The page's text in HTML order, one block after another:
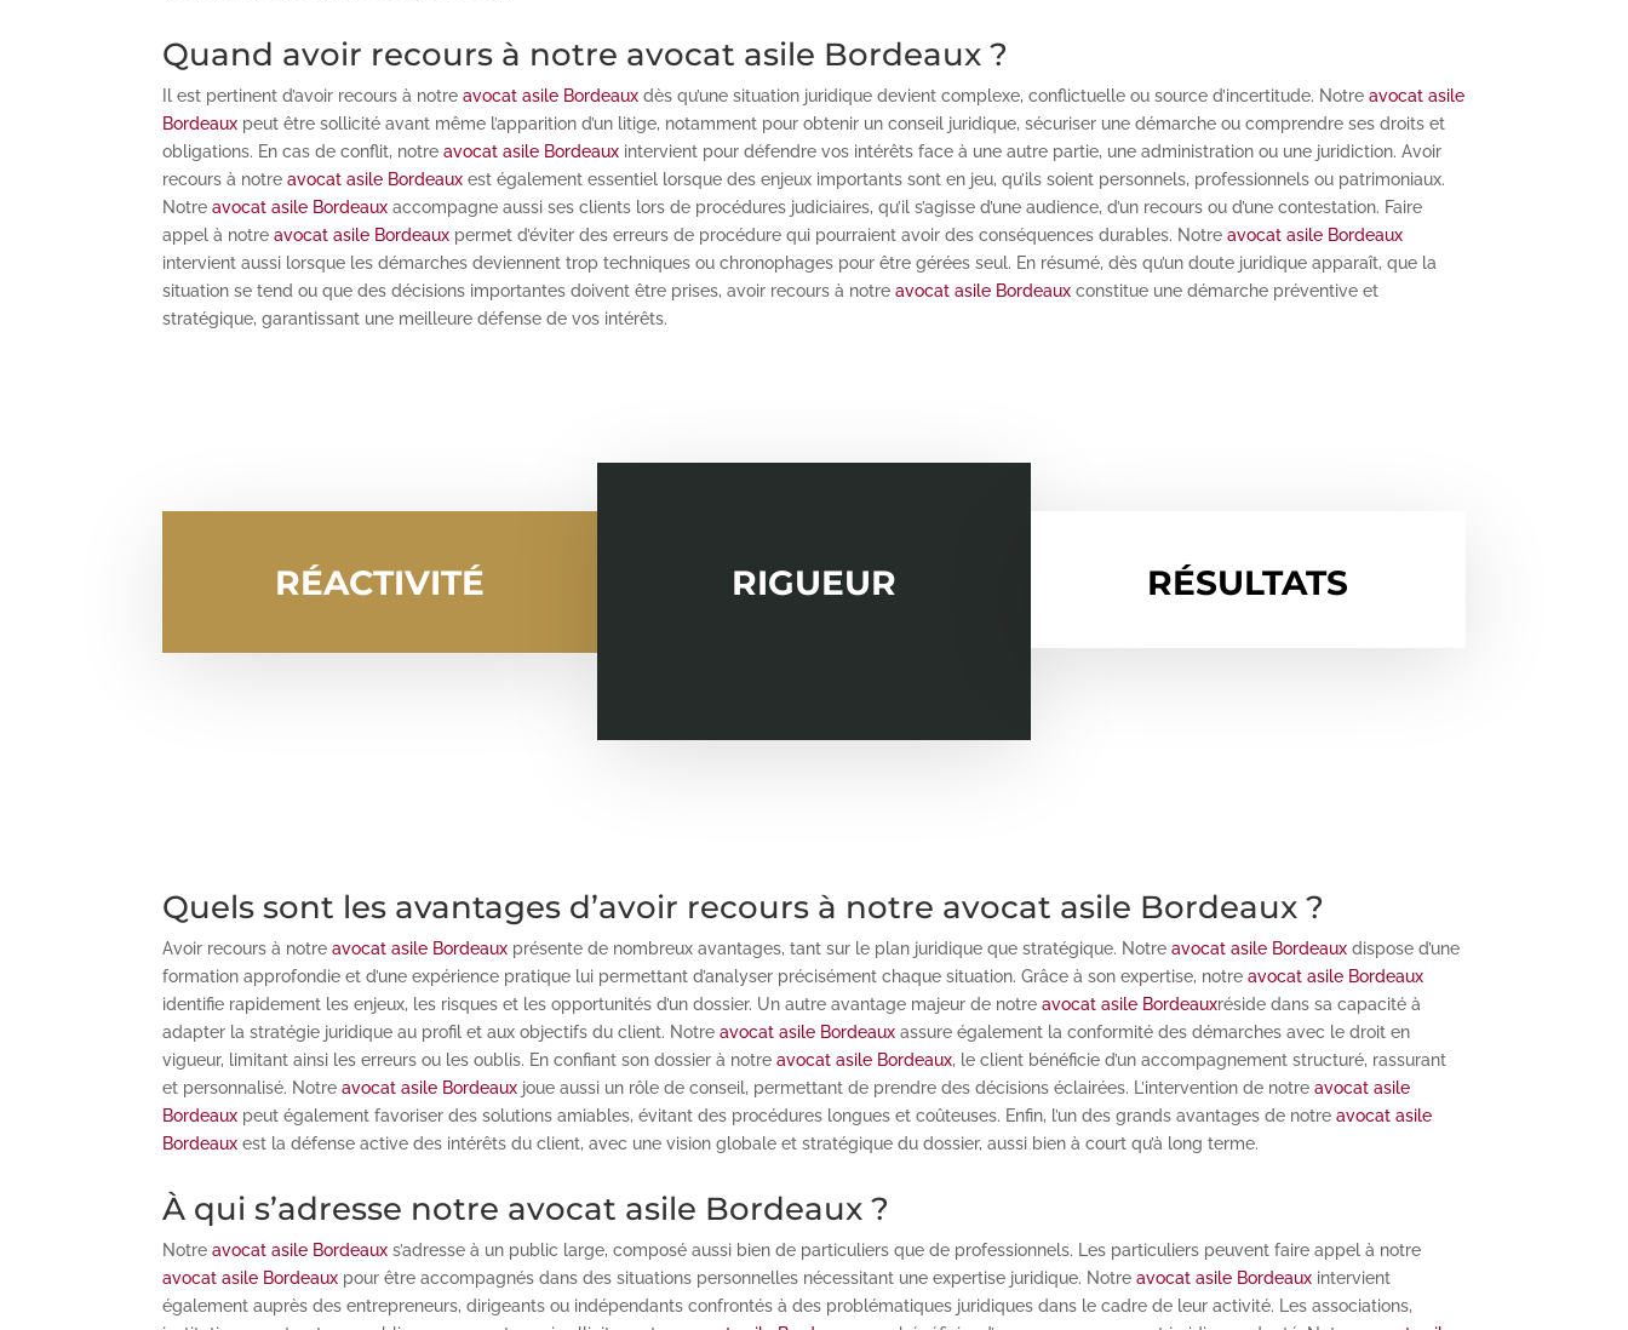
Quand avoir recours à notre avocat asile Bordeaux ?
Il est pertinent d’avoir recours à notreavocat asile Bordeaux dès qu’une situation juridique devient complexe, conflictuelle ou source d’incertitude. Notreavocat asile
Bordeaux peut être sollicité avant même l’apparition d’un litige, notamment pour obtenir un conseil juridique, sécuriser une démarche ou comprendre ses droits et
obligations. En cas de conflit, notreavocat asile Bordeaux intervient pour défendre vos intérêts face à une autre partie, une administration ou une juridiction. Avoir
recours à notreavocat asile Bordeaux est également essentiel lorsque des enjeux importants sont en jeu, qu’ils soient personnels, professionnels ou patrimoniaux.
Notreavocat asile Bordeaux accompagne aussi ses clients lors de procédures judiciaires, qu’il s’agisse d’une audience, d’un recours ou d’une contestation. Faire
appel à notreavocat asile Bordeaux permet d’éviter des erreurs de procédure qui pourraient avoir des conséquences durables. Notreavocat asile Bordeaux
intervient aussi lorsque les démarches deviennent trop techniques ou chronophages pour être gérées seul. En résumé, dès qu’un doute juridique apparaît, que la
situation se tend ou que des décisions importantes doivent être prises, avoir recours à notreavocat asile Bordeaux constitue une démarche préventive et
stratégique, garantissant une meilleure défense de vos intérêts.
RÉACTIVITÉ RIGUEUR RÉSULTATS
Quels sont les avantages d’avoir recours à notre avocat asile Bordeaux ?
Avoir recours à notreavocat asile Bordeaux présente de nombreux avantages, tant sur le plan juridique que stratégique. Notreavocat asile Bordeaux dispose d’une
formation approfondie et d’une expérience pratique lui permettant d’analyser précisément chaque situation. Grâce à son expertise, notreavocat asile Bordeaux
identifie rapidement les enjeux, les risques et les opportunités d’un dossier. Un autre avantage majeur de notreavocat asile Bordeauxréside dans sa capacité à
adapter la stratégie juridique au profil et aux objectifs du client. Notreavocat asile Bordeaux assure également la conformité des démarches avec le droit en
vigueur, limitant ainsi les erreurs ou les oublis. En confiant son dossier à notreavocat asile Bordeaux, le client bénéficie d’un accompagnement structuré, rassurant
et personnalisé. Notreavocat asile Bordeaux joue aussi un rôle de conseil, permettant de prendre des décisions éclairées. L’intervention de notreavocat asile
Bordeaux peut également favoriser des solutions amiables, évitant des procédures longues et coûteuses. Enfin, l’un des grands avantages de notreavocat asile
Bordeaux est la défense active des intérêts du client, avec une vision globale et stratégique du dossier, aussi bien à court qu’à long terme.
À qui s’adresse notre avocat asile Bordeaux ?
Notreavocat asile Bordeaux s’adresse à un public large, composé aussi bien de particuliers que de professionnels. Les particuliers peuvent faire appel à notre
avocat asile Bordeaux pour être accompagnés dans des situations personnelles nécessitant une expertise juridique. Notreavocat asile Bordeaux intervient
également auprès des entrepreneurs, dirigeants ou indépendants confrontés à des problématiques juridiques dans le cadre de leur activité. Les associations,